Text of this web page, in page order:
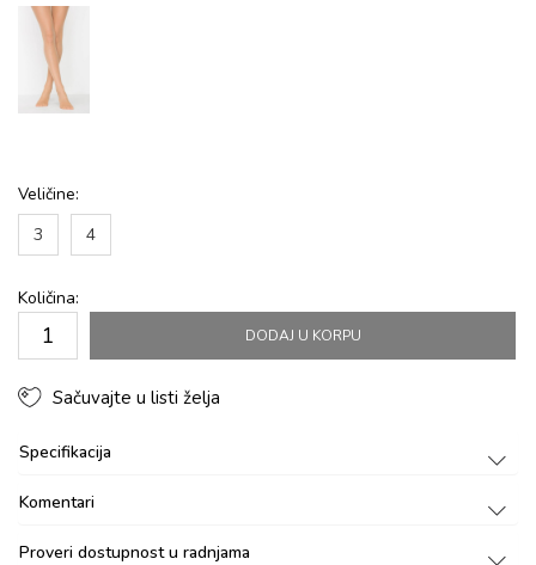
Veličine:
3
4
Količina:
DODAJ U KORPU
Sačuvajte u listi želja
Specifikacija
Komentari
Proveri dostupnost u radnjama